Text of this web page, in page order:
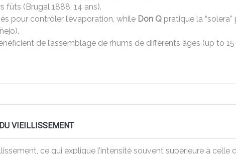
fûts (Brugal 1888, 14 ans).
pour contrôler l’évaporation, while Don Q pratique la
de l’assemblage de rhums de différents âges (up to
VIEILLISSEMENT
ce qui explique l’intensité souvent supérieure à celle